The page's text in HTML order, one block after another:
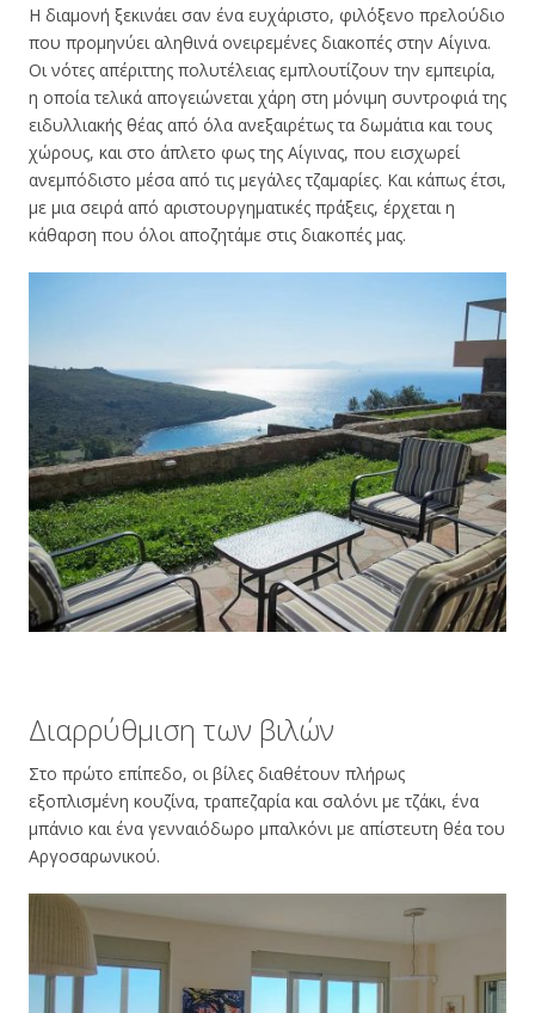
Η διαμονή ξεκινάει σαν ένα ευχάριστο, φιλόξενο πρελούδιο
που προμηνύει αληθινά ονειρεμένες διακοπές στην Αίγινα.
Οι νότες απέριττης πολυτέλειας εμπλουτίζουν την εμπειρία,
η οποία τελικά απογειώνεται χάρη στη μόνιμη συντροφιά της
ειδυλλιακής θέας από όλα ανεξαιρέτως τα δωμάτια και τους
χώρους, και στο άπλετο φως της Αίγινας, που εισχωρεί
ανεμπόδιστο μέσα από τις μεγάλες τζαμαρίες. Και κάπως έτσι,
με μια σειρά από αριστουργηματικές πράξεις, έρχεται η
κάθαρση που όλοι αποζητάμε στις διακοπές μας.
Διαρρύθμιση των βιλών
Στο πρώτο επίπεδο, οι βίλες διαθέτουν πλήρως
εξοπλισμένη κουζίνα, τραπεζαρία και σαλόνι με τζάκι, ένα
μπάνιο και ένα γενναιόδωρο μπαλκόνι με απίστευτη θέα του
Αργοσαρωνικού.